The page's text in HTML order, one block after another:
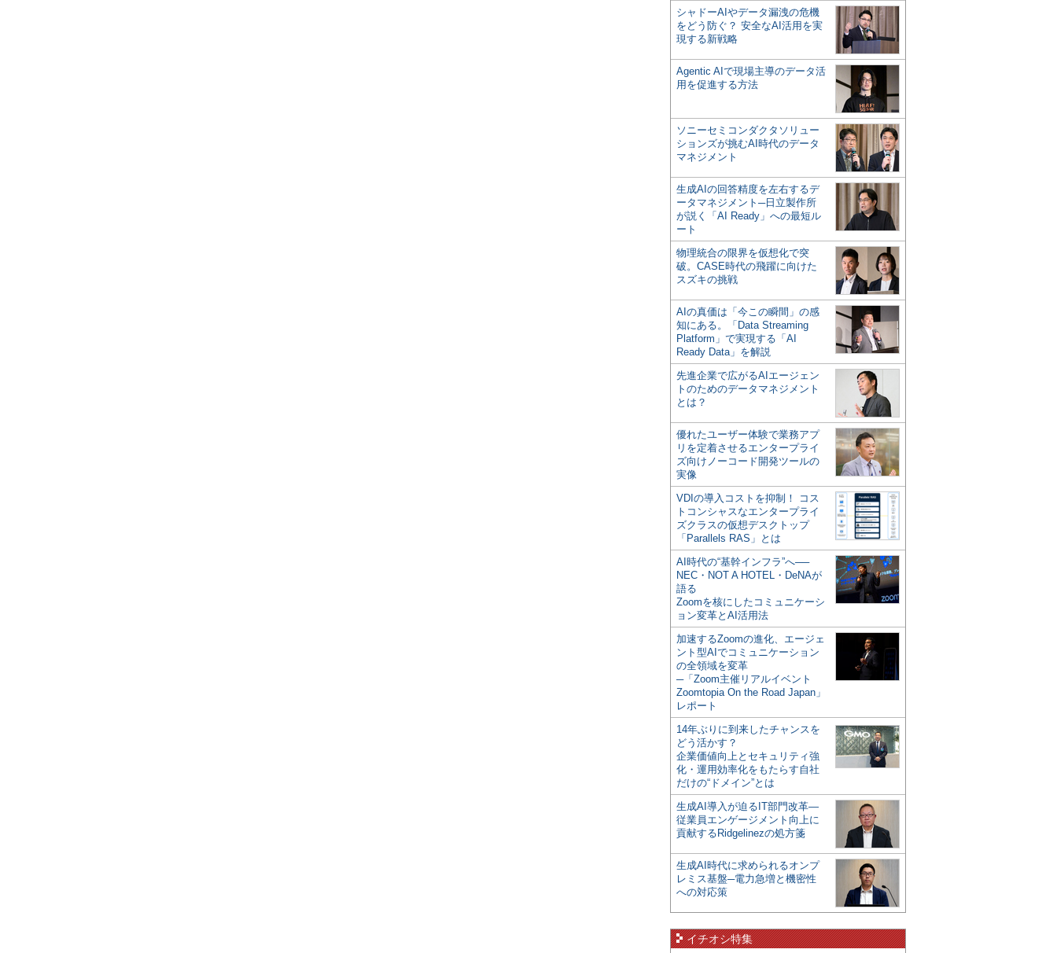
シャドーAIやデータ漏洩の危機
をどう防ぐ？ 安全なAI活用を実
現する新戦略
Agentic AIで現場主導のデータ活
用を促進する方法
ソニーセミコンダクタソリュー
ションズが挑むAI時代のデータ
マネジメント
生成AIの回答精度を左右するデ
ータマネジメント─日立製作所
が説く「AI Ready」への最短ル
ート
物理統合の限界を仮想化で突
破。CASE時代の飛躍に向けた
スズキの挑戦
AIの真価は「今この瞬間」の感
知にある。「Data Streaming
Platform」で実現する「AI
Ready Data」を解説
先進企業で広がるAIエージェン
トのためのデータマネジメント
とは？
優れたユーザー体験で業務アプ
リを定着させるエンタープライ
ズ向けノーコード開発ツールの
実像
VDIの導入コストを抑制！ コス
トコンシャスなエンタープライ
ズクラスの仮想デスクトップ
「Parallels RAS」とは
AI時代の“基幹インフラ”へ──
NEC・NOT A HOTEL・DeNAが
語る
Zoomを核にしたコミュニケーシ
ョン変革とAI活用法
加速するZoomの進化、エージェ
ント型AIでコミュニケーション
の全領域を変革
─「Zoom主催リアルイベント
Zoomtopia On the Road Japan」
レポート
14年ぶりに到来したチャンスを
どう活かす？
企業価値向上とセキュリティ強
化・運用効率化をもたらす自社
だけの“ドメイン”とは
生成AI導入が迫るIT部門改革―
従業員エンゲージメント向上に
貢献するRidgelinezの処方箋
生成AI時代に求められるオンプ
レミス基盤─電力急増と機密性
への対応策
イチオシ特集